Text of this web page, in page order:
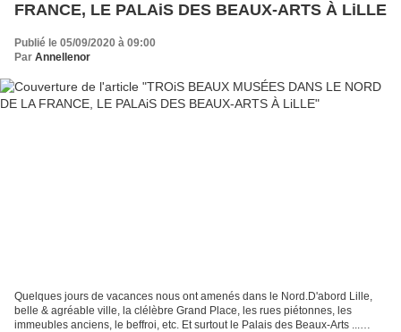
FRANCE, LE PALAiS DES BEAUX-ARTS À LiLLE
Publié le 05/09/2020 à 09:00
Par Annellenor
Quelques jours de vacances nous ont amenés dans le Nord.D'abord Lille,
belle & agréable ville, la clélèbre Grand Place, les rues piétonnes, les
immeubles anciens, le beffroi, etc. Et surtout le Palais des Beaux-Arts ...